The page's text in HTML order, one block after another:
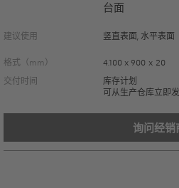
台面
建议使用 竖直表面, 水平表面
格式（mm）
4.100 x 900 x 20
交付时间
库存计划
可从生产仓库立即
询问经销